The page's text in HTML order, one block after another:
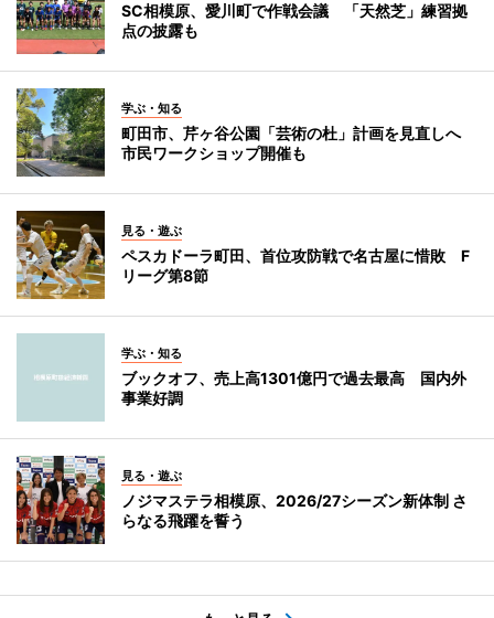
SC相模原、愛川町で作戦会議 「天然芝」練習拠
点の披露も
学ぶ・知る
町田市、芹ヶ谷公園「芸術の杜」計画を見直しへ
市民ワークショップ開催も
見る・遊ぶ
ペスカドーラ町田、首位攻防戦で名古屋に惜敗 F
リーグ第8節
学ぶ・知る
ブックオフ、売上高1301億円で過去最高 国内外
事業好調
見る・遊ぶ
ノジマステラ相模原、2026/27シーズン新体制 さ
らなる飛躍を誓う